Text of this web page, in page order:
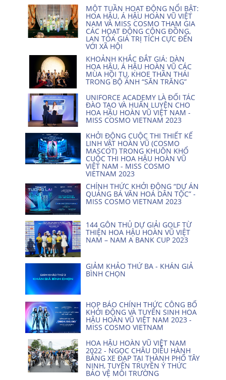
MỘT TUẦN HOẠT ĐỘNG NỔI BẬT:
HOA HẬU, Á HẬU HOÀN VŨ VIỆT
NAM VÀ MISS COSMO THAM GIA
CÁC HOẠT ĐỘNG CỘNG ĐỒNG,
LAN TỎA GIÁ TRỊ TÍCH CỰC ĐẾN
VỚI XÃ HỘI
KHOẢNH KHẮC ĐẮT GIÁ: DÀN
HOA HẬU, Á HẬU HOÀN VŨ CÁC
MÙA HỘI TỤ, KHOE THẦN THÁI
TRONG BỘ ẢNH “SĂN TRĂNG”
UNIFORCE ACADEMY LÀ ĐỐI TÁC
ĐÀO TẠO VÀ HUẤN LUYỆN CHO
HOA HẬU HOÀN VŨ VIỆT NAM -
MISS COSMO VIETNAM 2023
KHỞI ĐỘNG CUỘC THI THIẾT KẾ
LINH VẬT HOÀN VŨ (COSMO
MASCOT) TRONG KHUÔN KHỔ
CUỘC THI HOA HẬU HOÀN VŨ
VIỆT NAM - MISS COSMO
VIETNAM 2023
CHÍNH THỨC KHỞI ĐỘNG “DỰ ÁN
QUẢNG BÁ VĂN HOÁ DÂN TỘC” -
MISS COSMO VIETNAM 2023
144 GÔN THỦ DỰ GIẢI GOLF TỪ
THIỆN HOA HẬU HOÀN VŨ VIỆT
NAM – NAM A BANK CUP 2023
GIẢM KHẢO THỨ BA - KHÁN GIẢ
BÌNH CHỌN
HỌP BÁO CHÍNH THỨC CÔNG BỐ
KHỞI ĐỘNG VÀ TUYỂN SINH HOA
HẬU HOÀN VŨ VIỆT NAM 2023 -
MISS COSMO VIETNAM
HOA HẬU HOÀN VŨ VIỆT NAM
2022 - NGỌC CHÂU DIỄU HÀNH
BẰNG XE ĐẠP TẠI THÀNH PHỐ TÂY
NINH, TUYÊN TRUYỀN Ý THỨC
BẢO VỆ MÔI TRƯỜNG